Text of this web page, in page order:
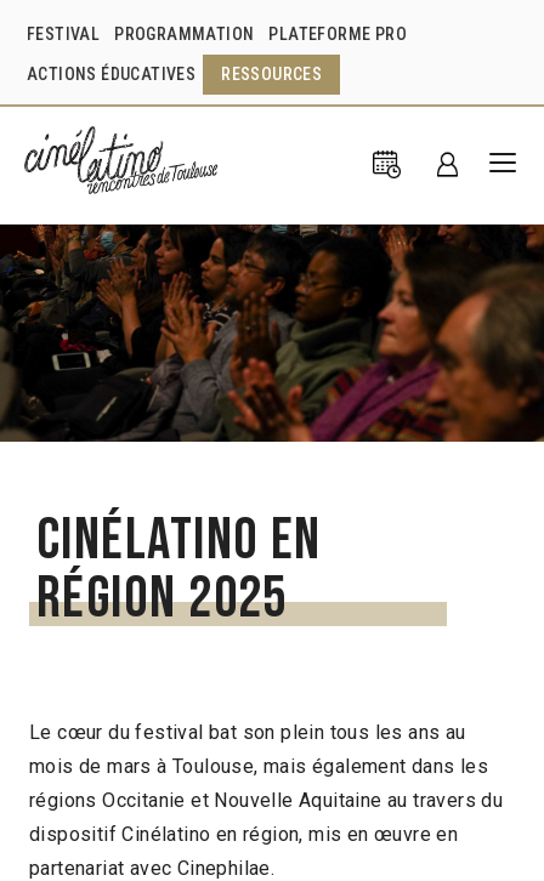
FESTIVAL PROGRAMMATION PLATEFORME PRO
ACTIONS ÉDUCATIVES RESSOURCES
Cinélatino en
région 2025
Le cœur du festival bat son plein tous les ans au
mois de mars à Toulouse, mais également dans les
régions Occitanie et Nouvelle Aquitaine au travers du
dispositif Cinélatino en région, mis en œuvre en
partenariat avec Cinephilae.